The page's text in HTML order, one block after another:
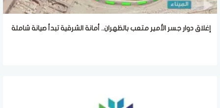
إغلاق دوار جسر الأمير متعب بالظهران.. أمانة الشرقية تبدأ صيانة شاملة